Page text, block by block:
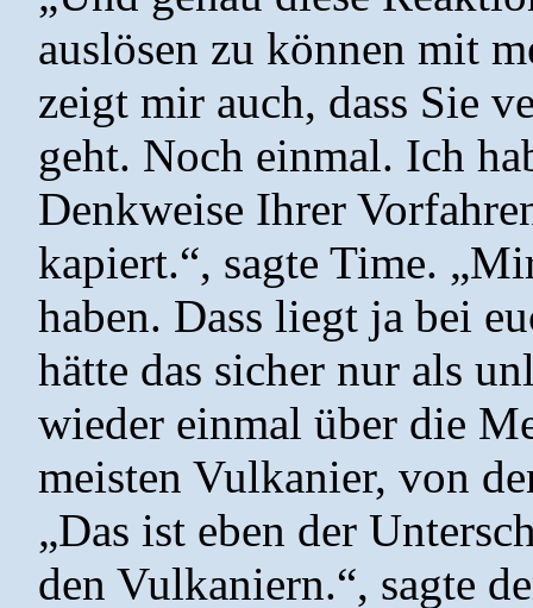
auslösen zu können mit
zeigt mir auch, dass Sie
geht. Noch einmal. Ich
Denkweise Ihrer
kapiert.“, sagte Time.
haben. Dass liegt ja bei
hätte das sicher nur als
wieder einmal über die
meisten Vulkanier, von
„Das ist eben der
den Vulkaniern.“, sagte